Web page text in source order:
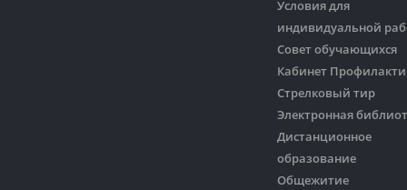
Условия для
индивидуальной
Совет обучающихся
Кабинет
Стрелковый тир
Электронная
Дистанционное
образование
Общежитие